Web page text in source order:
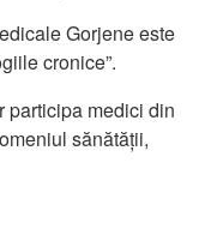
Gorjene este
cronice”.
participa medici din
sănătății,